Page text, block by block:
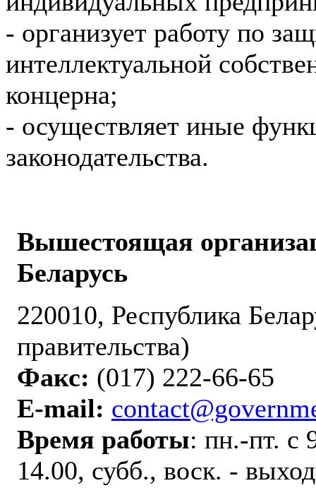
- организует работу по
интеллектуальной
концерна;
- осуществляет иные
законодательства.
Вышестоящая
Беларусь
220010, Республика
правительства)
Факс: (017) 222-66-65
E-mail:
Время работы: пн.-пт. с
14.00, субб., воск. -